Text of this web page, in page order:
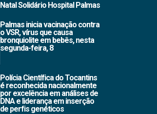
Natal Solidário Hospital Palmas
Palmas inicia vacinação contra
o VSR, vírus que causa
bronquiolite em bebês, nesta
segunda-feira, 8
Polícia Científica do Tocantins
é reconhecida nacionalmente
por excelência em análises de
DNA e liderança em inserção
de perfis genéticos